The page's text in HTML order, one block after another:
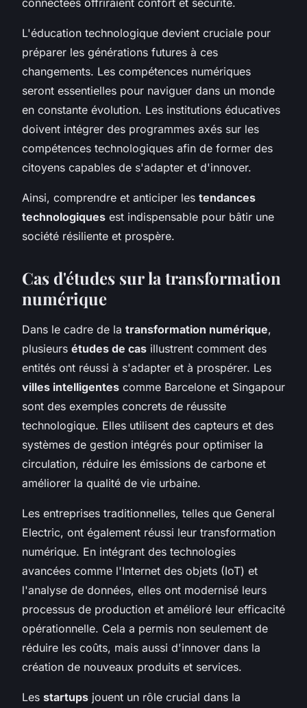
L'éducation technologique devient cruciale pour
préparer les générations futures à ces
changements. Les compétences numériques
seront essentielles pour naviguer dans un monde
en constante évolution. Les institutions éducatives
doivent intégrer des programmes axés sur les
compétences technologiques afin de former des
citoyens capables de s'adapter et d'innover.
Ainsi, comprendre et anticiper les tendances
technologiques est indispensable pour bâtir une
société résiliente et prospère.
Cas d'études sur la transformation
numérique
Dans le cadre de la transformation numérique,
plusieurs études de cas illustrent comment des
entités ont réussi à s'adapter et à prospérer. Les
villes intelligentes comme Barcelone et Singapour
sont des exemples concrets de réussite
technologique. Elles utilisent des capteurs et des
systèmes de gestion intégrés pour optimiser la
circulation, réduire les émissions de carbone et
améliorer la qualité de vie urbaine.
Les entreprises traditionnelles, telles que General
Electric, ont également réussi leur transformation
numérique. En intégrant des technologies
avancées comme l'Internet des objets (IoT) et
l'analyse de données, elles ont modernisé leurs
processus de production et amélioré leur efficacité
opérationnelle. Cela a permis non seulement de
réduire les coûts, mais aussi d'innover dans la
création de nouveaux produits et services.
Les startups jouent un rôle crucial dans la